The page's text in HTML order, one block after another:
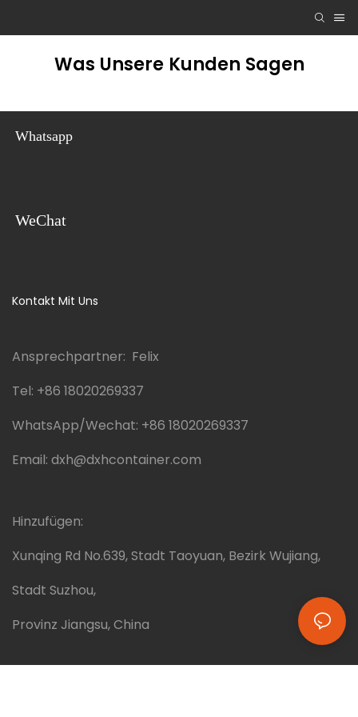
Was Unsere Kunden Sagen
Whatsapp
WeChat
Kontakt Mit Uns
Ansprechpartner: Felix
Tel: +86 18020269337
WhatsApp/Wechat: +86 18020269337
Email: dxh@dxhcontainer.com
Hinzufügen:
Xunqing Rd No.639, Stadt Taoyuan, Bezirk Wujiang,
Stadt Suzhou,
Provinz Jiangsu, China